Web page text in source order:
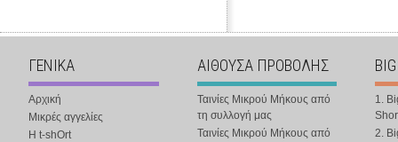
ΓΕΝΙΚΑ
Αρχική
Μικρές αγγελίες
Η t-shOrt
ΑΙΘΟΥΣΑ ΠΡΟΒΟΛΗΣ
Ταινίες Μικρού Μήκους από
τη συλλογή μας
Ταινίες Μικρού Μήκους από
1.
2.